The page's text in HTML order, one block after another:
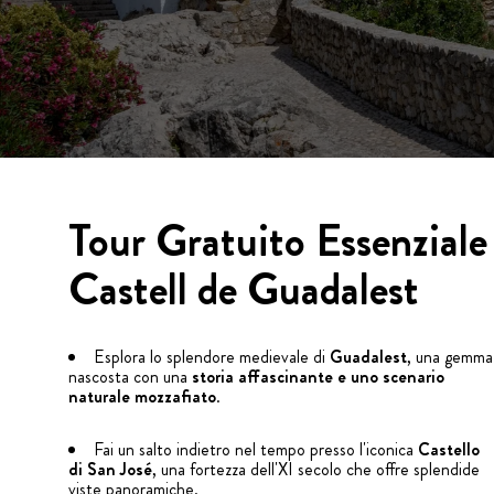
Tour Gratuito
Castell de Guadalest
Esplora lo splendore medievale di Guadalest, una gemma
nascosta con una storia affascinante e uno scenario
naturale mozzafiato.
Fai un salto indietro nel tempo presso l'iconica Castello
di San José, una fortezza dell'XI secolo che offre splendide